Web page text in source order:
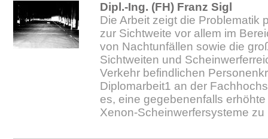
Dipl.-Ing. (FH) Franz Sigl
Die Arbeit zeigt die Problematik
zur Sichtweite vor allem im
von Nachtunfällen sowie die
Sichtweiten und
Verkehr befindlichen
Diplomarbeit1 an der
es, eine gegebenenfalls
Xenon-Scheinwerfersysteme